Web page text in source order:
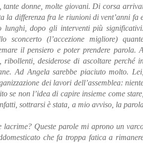
donne, molte giovani. Di corsa
la differenza fra le riunioni di vent’anni fa
lunghi, dopo gli interventi più significativi.
sconcerto (l’accezione migliore)
il pensiero e poter prendere parola. A
desiderose di ascoltare perché
Ad Angela sarebbe piaciuto molto. Lei,
dei lavori dell’assemblea:
se non l’idea di capire insieme come stare,
sottrarsi è stata, a mio avviso, la
Queste parole mi aprono un
che fa troppa fatica a